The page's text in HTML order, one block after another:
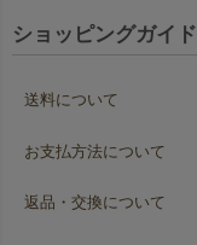
ショッピングガイド
送料について
お支払方法について
返品・交換について